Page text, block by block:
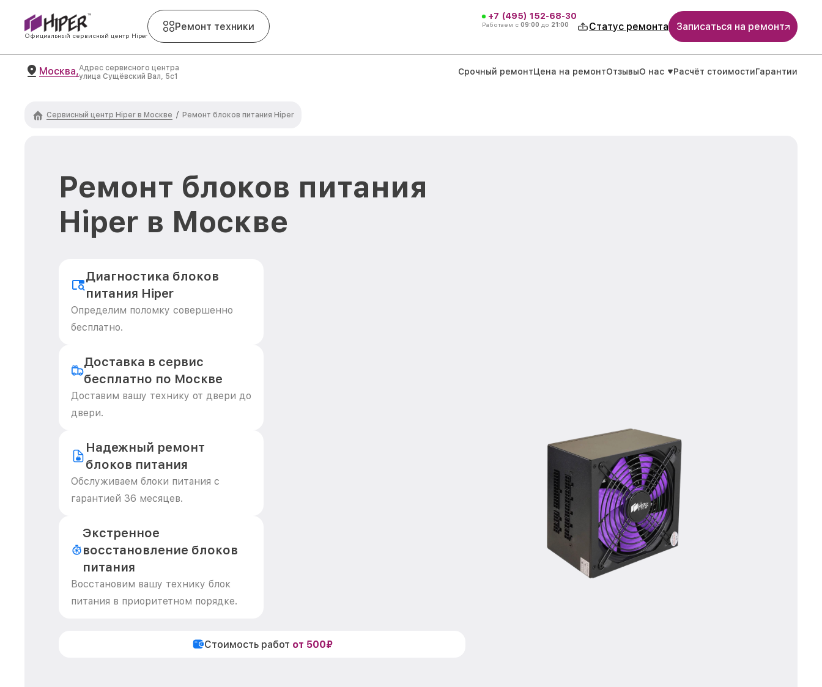
Официальный сервисный центр Hiper
Ремонт техники
+7 (495) 152-68-30
Работаем с 09:00 до 21:00 Статус ремонта Записаться на ремонт
Москва,Адрес сервисного центра
улица Сущёвский Вал, 5с1
Срочный ремонтЦена на ремонтОтзывыО нас Расчёт стоимостиГарантии
Сервисный центр Hiper в Москве / Ремонт блоков питания Hiper
Ремонт блоков питания
Hiper в Москве
Диагностика блоков
питания Hiper
Определим поломку совершенно
бесплатно.
Доставка в сервис
бесплатно по Москве
Доставим вашу технику от двери до
двери.
Надежный ремонт
блоков питания
Обслуживаем блоки питания с
гарантией 36 месяцев.
Экстренное
восстановление блоков
питания
Восстановим вашу технику блок
питания в приоритетном порядке.
Стоимость работ от 500₽